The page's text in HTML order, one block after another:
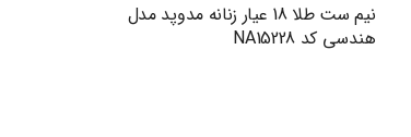
نیم ست طلا 18 عیار زنانه مدوپد مدل
هندسی کد NA15228